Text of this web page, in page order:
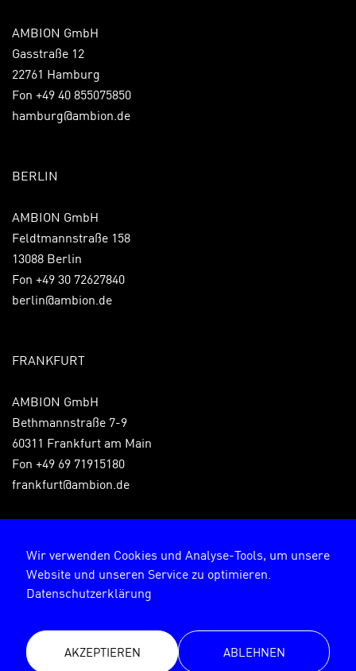
Wir verwenden Cookies und Analyse-Tools, um unsere
Website und unseren Service zu optimieren.
Datenschutzerklärung
AKZEPTIEREN ABLEHNEN
AMBION GmbH
Gasstraße 12
22761 Hamburg
Fon +49 40 855075850
hamburg@ambion.de
BERLIN
AMBION GmbH
Feldtmannstraße 158
13088 Berlin
Fon +49 30 72627840
berlin@ambion.de
FRANKFURT
AMBION GmbH
Bethmannstraße 7-9
60311 Frankfurt am Main
Fon +49 69 71915180
frankfurt@ambion.de
Impressum